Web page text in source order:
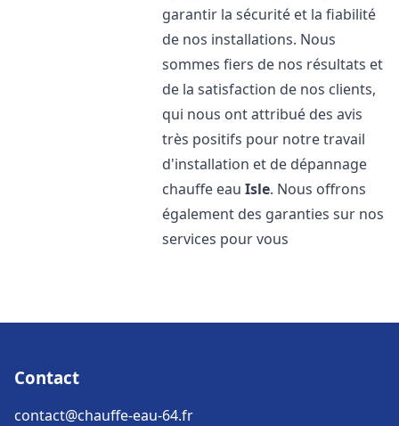
garantir la sécurité et la fiabilité
de nos installations. Nous
sommes fiers de nos résultats et
de la satisfaction de nos clients,
qui nous ont attribué des avis
très positifs pour notre travail
d'installation et de dépannage
chauffe eauIsle. Nous offrons
également des garanties sur nos
services pour vous
Contact
contact@chauffe-eau-64.fr